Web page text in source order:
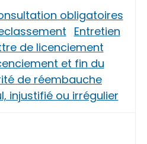
obligatoires
Entretien
de licenciement
et fin du
de réembauche
injustifié ou irrégulier